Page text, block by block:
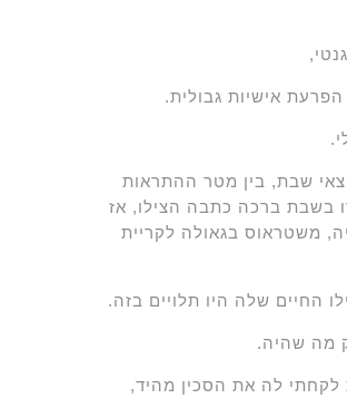
הפרעת אישיות גבולית.
שבת, בין מטר ההתראות
בשבת ברכה כתבה הצילו, אז
משטראוס בגאולה לקריית
החיים שלה היו תלויים בזה.
מה שהיה.
לה את הסכין מהיד,